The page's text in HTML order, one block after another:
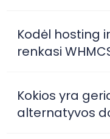
Kodėl hosting
renkasi
Kokios yra
alternatyvos